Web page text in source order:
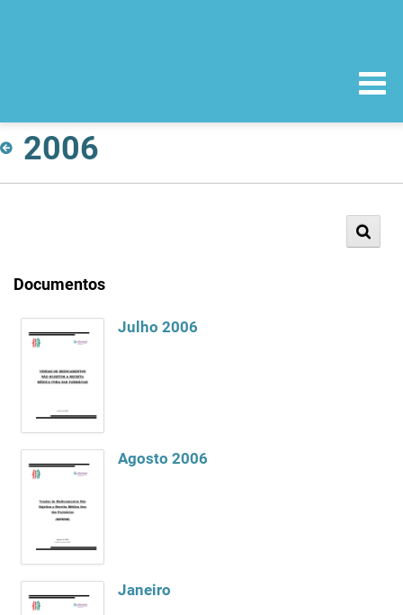
2006
Documentos
Julho 2006
Agosto 2006
Janeiro